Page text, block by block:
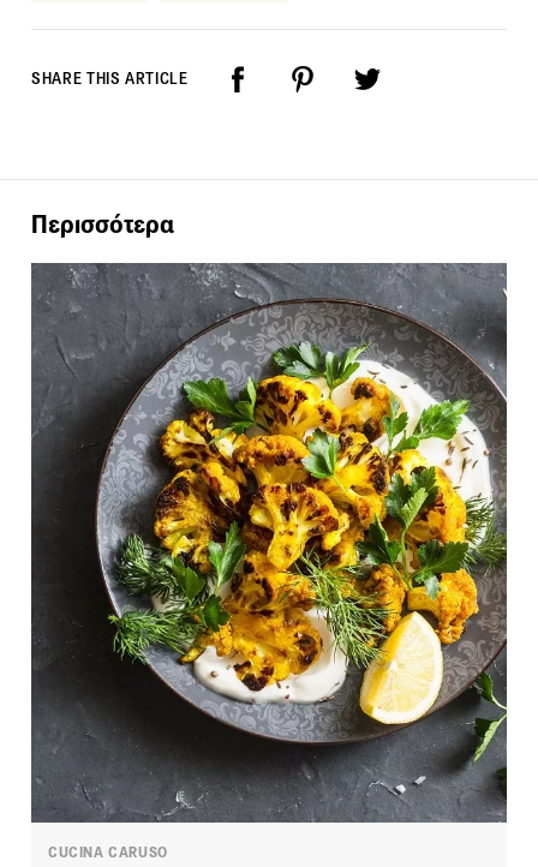
SHARE THIS ARTICLE
Περισσότερα
CUCINA CARUSO